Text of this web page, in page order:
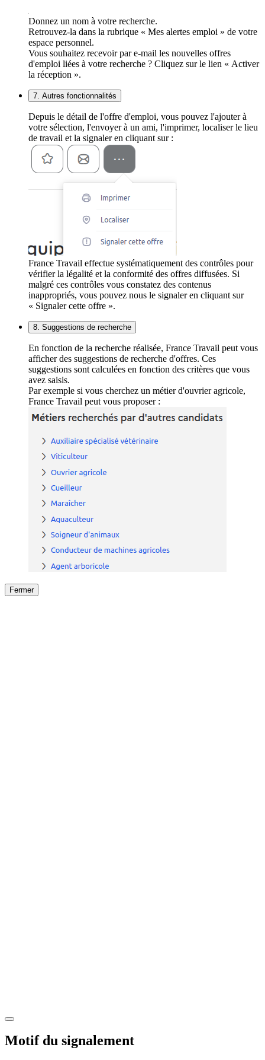
Donnez un nom à votre recherche.
Retrouvez-la dans la rubrique « Mes alertes emploi » de votre
espace personnel.
Vous souhaitez recevoir par e-mail les nouvelles offres
d'emploi liées à votre recherche ? Cliquez sur le lien « Activer
la réception ».
7. Autres fonctionnalités
Depuis le détail de l'offre d'emploi, vous pouvez l'ajouter à
votre sélection, l'envoyer à un ami, l'imprimer, localiser le lieu
de travail et la signaler en cliquant sur :
France Travail effectue systématiquement des contrôles pour
vérifier la légalité et la conformité des offres diffusées. Si
malgré ces contrôles vous constatez des contenus
inappropriés, vous pouvez nous le signaler en cliquant sur
« Signaler cette offre ».
8. Suggestions de recherche
En fonction de la recherche réalisée, France Travail peut vous
afficher des suggestions de recherche d'offres. Ces
suggestions sont calculées en fonction des critères que vous
avez saisis.
Par exemple si vous cherchez un métier d'ouvrier agricole,
France Travail peut vous proposer :
Fermer
Motif du signalement